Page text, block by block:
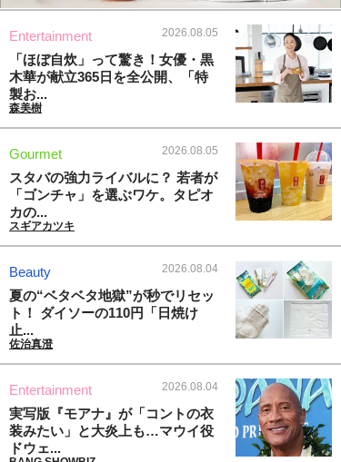
Entertainment 2026.08.05
「ほぼ自炊」って驚き！女優・黒
木華が献立365日を全公開、「特
製お...
森美樹
Gourmet 2026.08.05
スタバの強力ライバルに？ 若者が
「ゴンチャ」を選ぶワケ。タピオ
カの...
スギアカツキ
Beauty 2026.08.04
夏の“ベタベタ地獄”が秒でリセッ
ト！ ダイソーの110円「日焼け
止...
佐治真澄
Entertainment 2026.08.04
実写版『モアナ』が「コントの衣
装みたい」と大炎上も…マウイ役
ドウェ...